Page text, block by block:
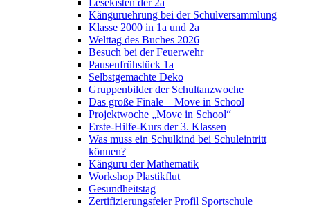
Lesekisten der 2a
Känguruehrung bei der Schulversammlung
Klasse 2000 in 1a und 2a
Welttag des Buches 2026
Besuch bei der Feuerwehr
Pausenfrühstück 1a
Selbstgemachte Deko
Gruppenbilder der Schultanzwoche
Das große Finale – Move in School
Projektwoche „Move in School“
Erste-Hilfe-Kurs der 3. Klassen
Was muss ein Schulkind bei Schuleintritt
können?
Känguru der Mathematik
Workshop Plastikflut
Gesundheitstag
Zertifizierungsfeier Profil Sportschule